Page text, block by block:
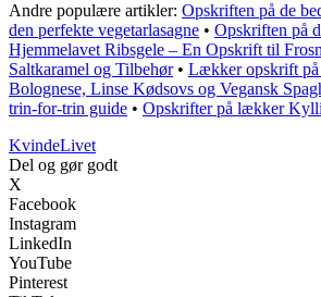
Andre populære artikler: Opskriften på de
den perfekte vegetarlasagne • Opskriften på
Hjemmelavet Ribsgele – En Opskrift til
Saltkaramel og Tilbehør• Lækker opskrift
Bolognese, Linse Kødsovs og Vegansk
trin-for-trin guide • Opskrifter på lækker
KvindeLivet
Del og gør godt
X
Facebook
Instagram
LinkedIn
YouTube
Pinterest